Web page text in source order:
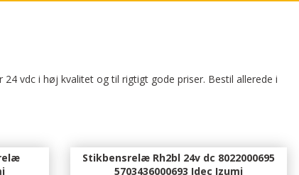
vdc i høj kvalitet og til rigtigt gode priser. Bestil allerede i
Stikbensrelæ Rh2bl 24v dc 8022000695
5703436000693 Idec Izumi